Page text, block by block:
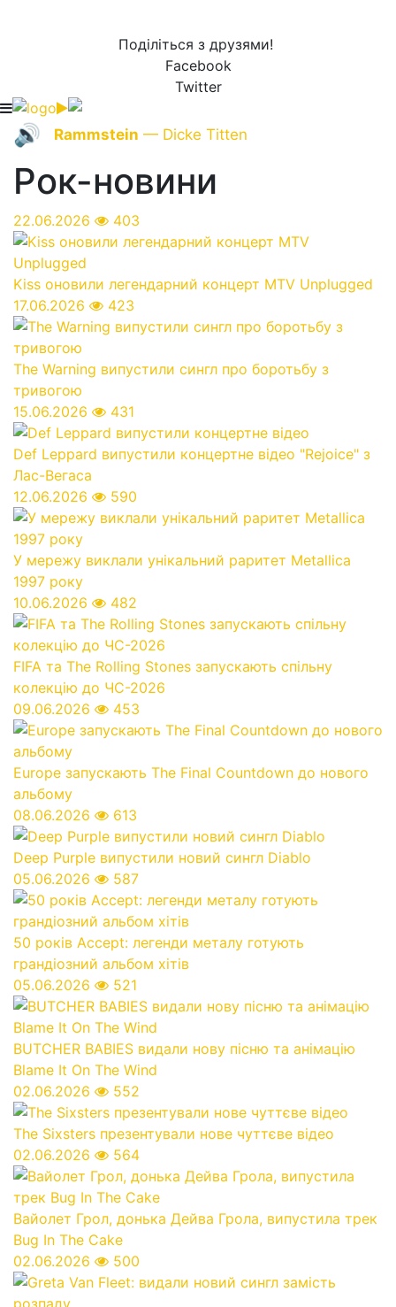
Поділіться з друзями!
Facebook
Twitter
🔊 Rammstein — Dicke Titten
Рок-новини
22.06.2026 403
Kiss оновили легендарний концерт MTV Unplugged
17.06.2026
423
The Warning випустили сингл про боротьбу з
тривогою
15.06.2026
431
Def Leppard випустили концертне відео "Rejoice" з
Лас-Вегаса
12.06.2026
590
У мережу виклали унікальний раритет Metallica
1997 року
10.06.2026
482
FIFA та The Rolling Stones запускають спільну
колекцію до ЧС-2026
09.06.2026
453
Europe запускають The Final Countdown до нового
альбому
08.06.2026
613
Deep Purple випустили новий сингл Diablo
05.06.2026
587
50 років Accept: легенди металу готують
грандіозний альбом хітів
05.06.2026
521
BUTCHER BABIES видали нову пісню та анімацію
Blame It On The Wind
02.06.2026
552
The Sixsters презентували нове чуттєве відео
02.06.2026
564
Вайолет Грол, донька Дейва Грола, випустила трек
Bug In The Cake
02.06.2026
500